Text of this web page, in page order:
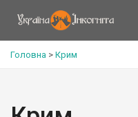
Головна > Крим